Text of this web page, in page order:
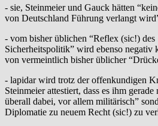
- sie, Steinmeier und Gauck hätten
von Deutschland Führung verlangt
- vom bisher üblichen “Reflex (sic!) des
Sicherheitspolitik” wird ebenso negativ
von vermeintlich bisher üblicher
- lapidar wird trotz der offenkundigen
Steinmeier attestiert, dass es ihm
überall dabei, vor allem militärisch”
Diplomatie zu neuem Recht (sic!) zu